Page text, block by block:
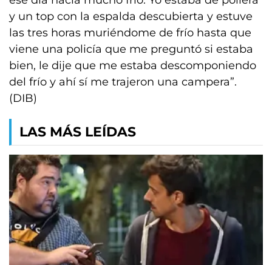
y un top con la espalda descubierta y estuve
las tres horas muriéndome de frío hasta que
viene una policía que me preguntó si estaba
bien, le dije que me estaba descomponiendo
del frío y ahí sí me trajeron una campera”.
(DIB)
LAS MÁS LEÍDAS